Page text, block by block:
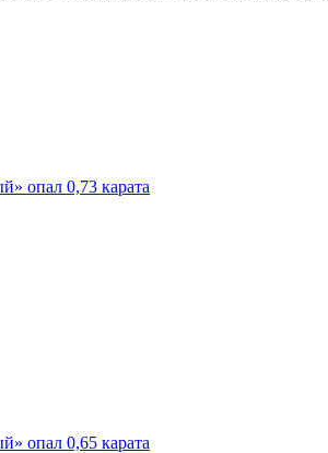
опал 0,73 карата
опал 0,65 карата